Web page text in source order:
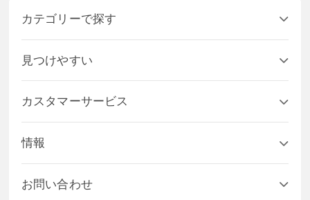
カテゴリーで探す
見つけやすい
カスタマーサービス
情報
お問い合わせ